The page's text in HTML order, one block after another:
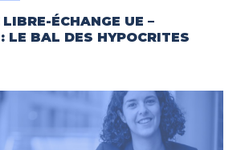
ÉCHANGE UE –
LE BAL DES HYPOCRITES